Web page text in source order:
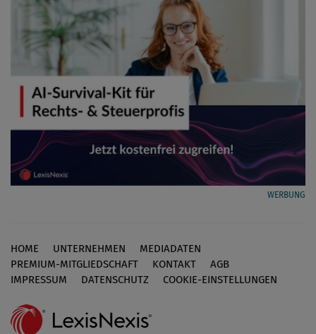
WERBUNG
Footer
HOME UNTERNEHMEN
MEDIADATEN
PREMIUM-MITGLIEDSCHAFT
KONTAKT
AGB
IMPRESSUM
DATENSCHUTZ COOKIE-EINSTELLUNGEN